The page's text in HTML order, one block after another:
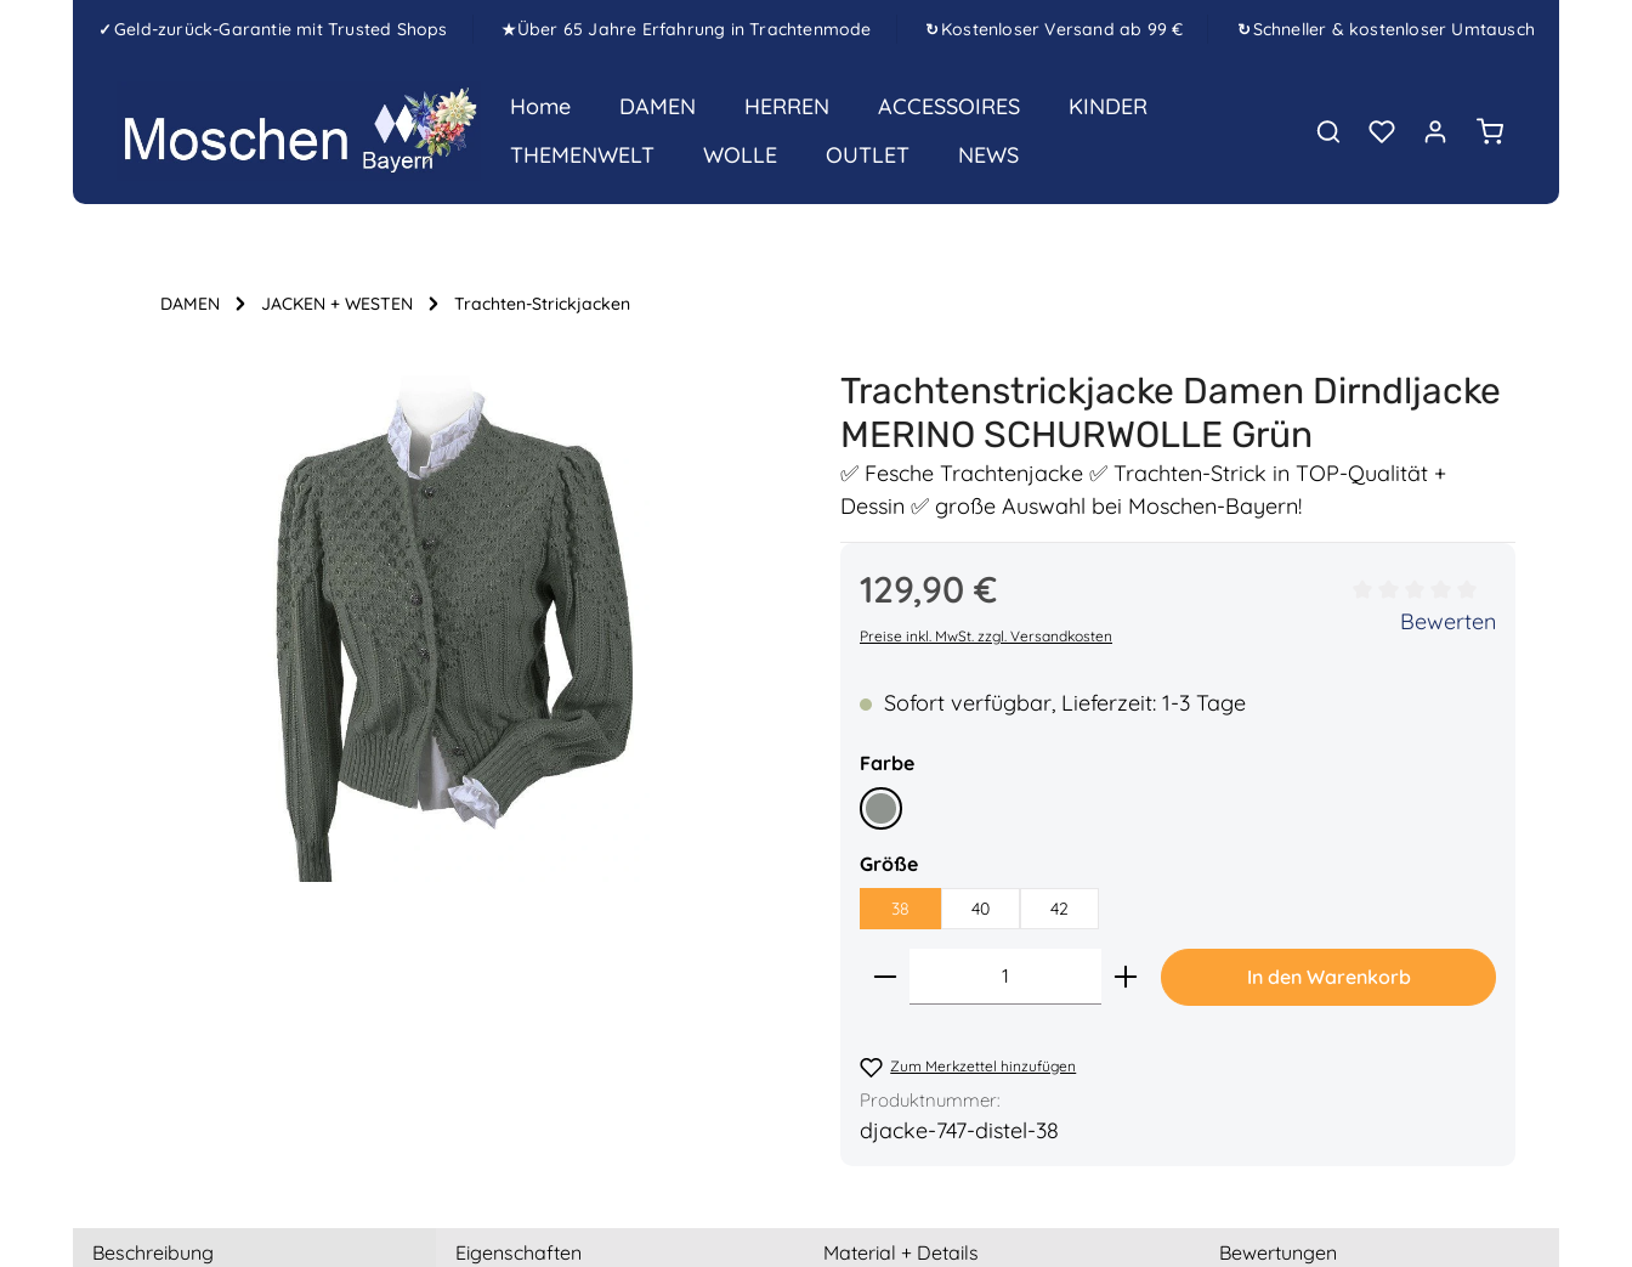
Zum Hauptinhalt springen
Zur Hauptnavigation springen
✓ Geld-zurück-Garantie mit Trusted Shops ★Über 65 Jahre Erfahrung in Trachtenmode ↻ Kostenloser Versand ab 99 € ↻Schneller & kostenloser Umtausch
Home DAMEN HERREN ACCESSOIRES
KINDER
THEMENWELT
WOLLE OUTLET NEWS
Warenkorb
DAMEN JACKEN + WESTEN Trachten-Strickjacken
Trachtenstrickjacke Damen Dirndljacke
MERINO SCHURWOLLE Grün
✅ Fesche Trachtenjacke ✅ Trachten-Strick in TOP-Qualität +
Dessin ✅ große Auswahl bei Moschen-Bayern!
Regulärer Preis:
129,90 €
Preise inkl. MwSt. zzgl. Versandkosten
Bewerten
Sofort verfügbar, Lieferzeit: 1-3 Tage
Farbeauswählen
Distel
Größeauswählen
38 40 42
Produkt Anzahl: Gib den gewünschten Wert ein oder
In den Warenkorb
Zum Merkzettel hinzufügen
Produktnummer:
djacke-747-distel-38
Beschreibung Eigenschaften Material + Details Bewertungen